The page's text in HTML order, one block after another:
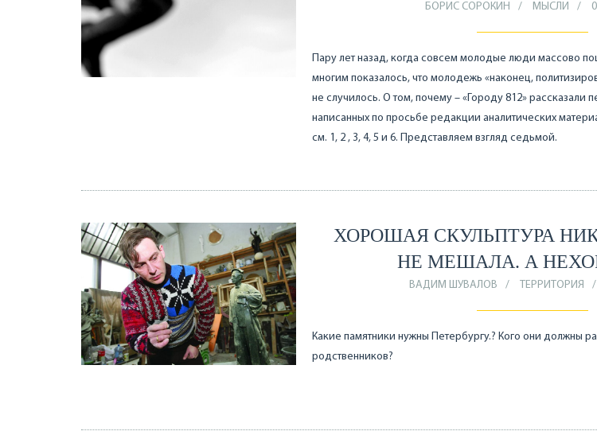
БОРИС СОРОКИН МЫСЛИ
Пару лет назад, когда совсем молодые люди массово
многим показалось, что молодежь «наконец,
не случилось. О том, почему – «Городу 812» рассказали
написанных по просьбе редакции аналитических
см. 1, 2 , 3, 4, 5 и 6. Представляем взгляд седьмой.
ХОРОШАЯ СКУЛЬПТУРА
НЕ МЕШАЛА. А
ВАДИМ ШУВАЛОВ ТЕРРИТОРИЯ
Какие памятники нужны Петербургу.? Кого они должны
родственников?